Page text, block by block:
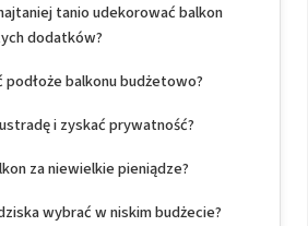
tanio udekorować balkon
dodatków?
balkonu budżetowo?
i zyskać prywatność?
za niewielkie pieniądze?
wybrać w niskim budżecie?